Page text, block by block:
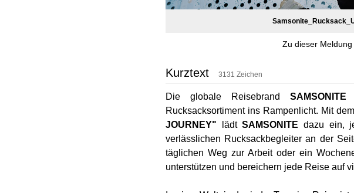
Zu dieser Meldung
Kurztext 3131 Zeichen
Die globale Reisebrand SAMSONITE
Rucksacksortiment ins Rampenlicht. Mit
JOURNEY" lädtSAMSONITE dazu ein,
verlässlichen Rucksackbegleiter an der
täglichen Weg zur Arbeit oder ein
unterstützen und bereichern jede Reise auf